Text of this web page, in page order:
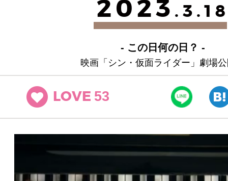
2023
- この日何の日？ -
映画「シン・仮面ライダー」劇場
LOVE 53